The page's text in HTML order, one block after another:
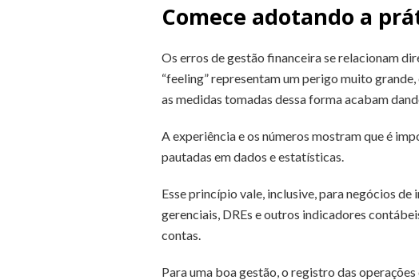
Comece adotando a
Os erros de gestão financeira se relacionam
“feeling” representam um perigo muito
as medidas tomadas dessa forma acabam
A experiência e os números mostram que é
pautadas em dados e estatísticas.
Esse princípio vale, inclusive, para negócios
gerenciais, DREs e outros indicadores
contas.
Para uma boa gestão, o registro das